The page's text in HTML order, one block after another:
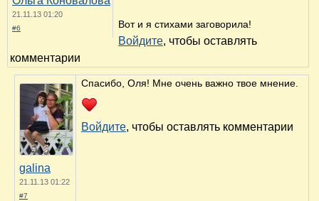
21.11.13 01:20
#6 Вот и я стихами заговорила!
Войдите, чтобы оставлять
комментарии
galina
21.11.13 01:22
#7
Спасибо, Оля! Мне очень важно твое мнение.
Войдите, чтобы оставлять комментарии